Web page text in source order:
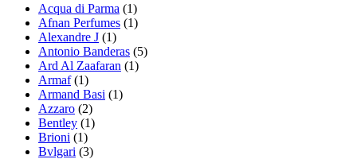
Acqua di Parma (1)
Afnan Perfumes (1)
Alexandre J (1)
Antonio Banderas (5)
Ard Al Zaafaran (1)
Armaf (1)
Armand Basi (1)
Azzaro (2)
Bentley (1)
Brioni (1)
Bvlgari (3)